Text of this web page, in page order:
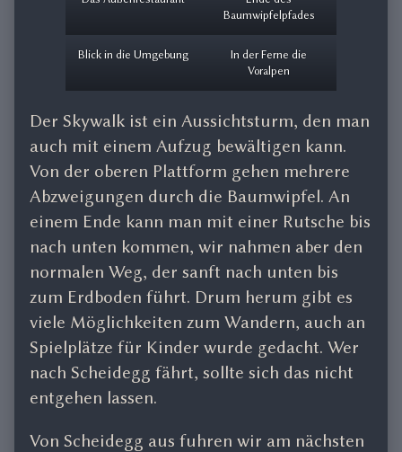
Baumwipfelpfades
Blick in die Umgebung
In der Ferne die
Voralpen
Der Skywalk ist ein Aussichtsturm, den man
auch mit einem Aufzug bewältigen kann.
Von der oberen Plattform gehen mehrere
Abzweigungen durch die Baumwipfel. An
einem Ende kann man mit einer Rutsche bis
nach unten kommen, wir nahmen aber den
normalen Weg, der sanft nach unten bis
zum Erdboden führt. Drum herum gibt es
viele Möglichkeiten zum Wandern, auch an
Spielplätze für Kinder wurde gedacht. Wer
nach Scheidegg fährt, sollte sich das nicht
entgehen lassen.
Von Scheidegg aus fuhren wir am nächsten